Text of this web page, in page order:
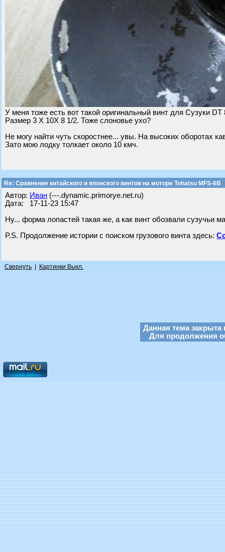
У меня тоже есть вот такой оригинальный винт для Сузуки DT
Размер 3 Х 10Х 8 1/2. Тоже слоновье ухо?
Не могу найти чуть скоростнее... увы. На высоких оборотах
Зато мою лодку толкает около 10 кмч.
Re: Сравнение китайского и японского винтов на моторе Tohatsu MFS-6B
Автор: Иван (---.dynamic.primorye.net.ru)
Дата: 17-11-23 15:47
Ну... форма лопастей такая же, а как винт обозвали сузучьи
P.S. Продолжение истории с поиском грузового винта здесь:
Свернуть Картинки Выкл.
Данная тема закрыта
Для продолжения